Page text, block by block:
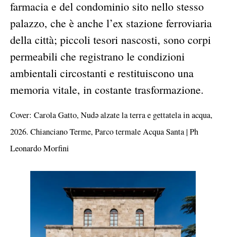
farmacia e del condominio sito nello stesso
palazzo, che è anche l’ex stazione ferroviaria
della città; piccoli tesori nascosti, sono corpi
permeabili che registrano le condizioni
ambientali circostanti e restituiscono una
memoria vitale, in costante trasformazione.
Cover: Carola Gatto, Nudə alzate la terra e gettatela in acqua,
2026. Chianciano Terme, Parco termale Acqua Santa | Ph
Leonardo Morfini